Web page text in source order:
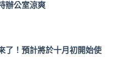
辦公室涼爽
了！預計將於十月初開始使